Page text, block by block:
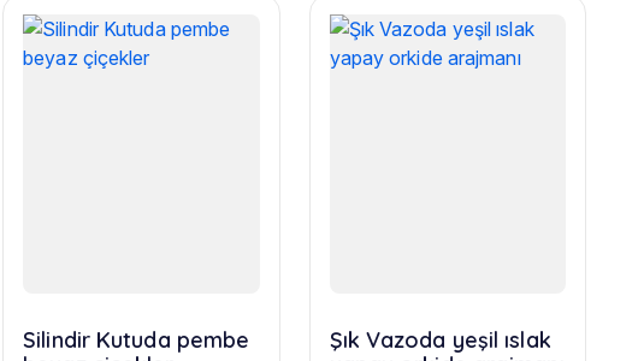
Silindir Kutuda pembe
Şık Vazoda yeşil ıslak